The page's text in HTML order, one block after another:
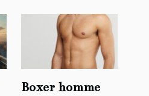
Boxer homme